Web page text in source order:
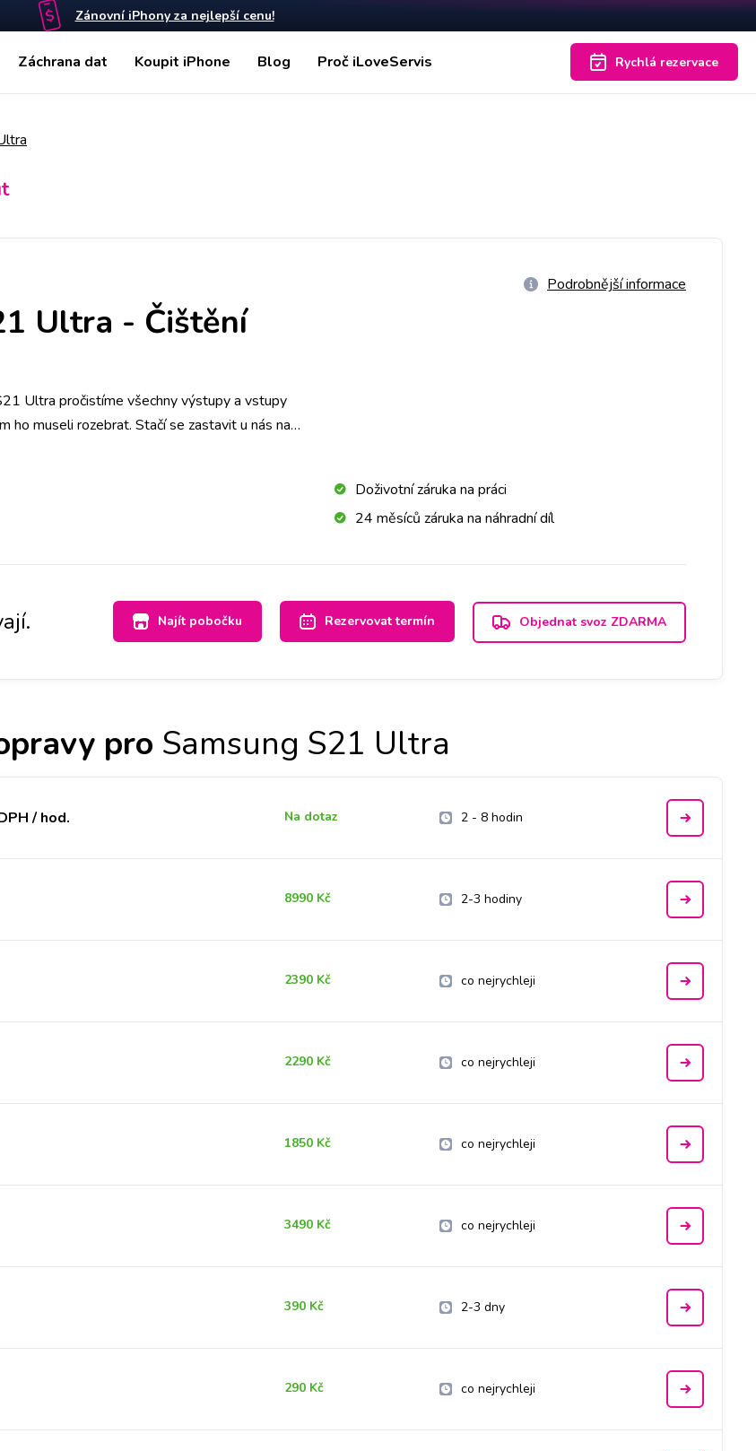
Zánovní iPhony za nejlepší cenu!
Záchrana dat Koupit iPhone Blog Proč iLoveServis Rychlá rezervace
Podrobnější informace
Ultra - Čištění
Ultra pročistíme všechny výstupy a vstupy
ho museli rozebrat. Stačí se zastavit u nás na
Doživotní záruka na práci
24 měsíců záruka na náhradní díl
Najít pobočku Rezervovat termín Objednat svoz ZDARMA
pro Samsung S21 Ultra
/ hod. Na dotaz 2 - 8 hodin
8990 Kč 2-3 hodiny
2390 Kč co nejrychleji
2290 Kč co nejrychleji
1850 Kč co nejrychleji
3490 Kč co nejrychleji
390 Kč 2-3 dny
290 Kč co nejrychleji